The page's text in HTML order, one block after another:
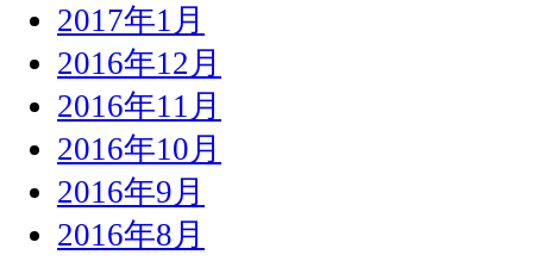
2017年1月
2016年12月
2016年11月
2016年10月
2016年9月
2016年8月